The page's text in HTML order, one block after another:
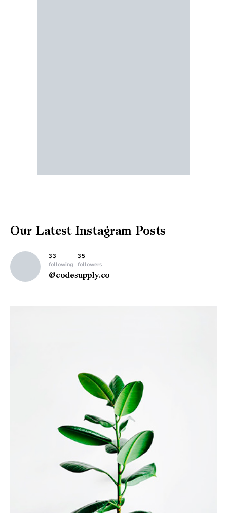
Our LatestInstagram Posts
33
following
35
followers
@codesupply.co